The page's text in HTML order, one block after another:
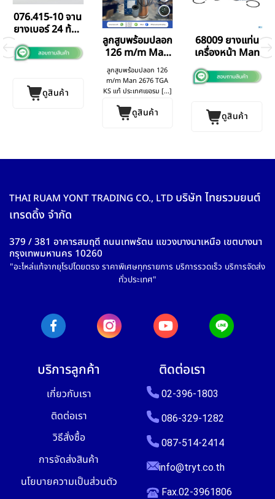
076.415-10 จาน
ยางเบอร์ 24 ท้อง
ดูสินค้า
ลูกสูบพร้อมปลอก
126 m/m Man
2676 TGA
ลูกสูบพร้อมปลอก 126
m/m Man 2676 TGA
KS แท้ ประเทศเยอรม [...]
ดูสินค้า
68009 ยางแท่น
เครื่องหน้า Man
ดูสินค้า
THAI RUAM YONT TRADING CO., LTD บริษัท ไทยรวมยนต์
เทรดดิ้ง จำกัด
379 / 381 อาคารสมฤดี ถนนเทพรัตน แขวงบางนาเหนือ เขตบางนา
กรุงเทพมหานคร 10260
"อะไหล่แท้จากยุโรปโดยตรง ราคาพิเศษทุกรายการ บริการรวดเร็ว บริการจัดส่ง
ทั่วประเทศ"
บริการลูกค้า
เกี่ยวกับเรา
ติดต่อเรา
วิธีสั่งซื้อ
การจัดส่งสินค้า
นโยบายความเป็นส่วนตัว
ติดต่อเรา
02-396-1803
086-329-1282
087-514-2414
info@tryt.co.th
Fax.02-3961806